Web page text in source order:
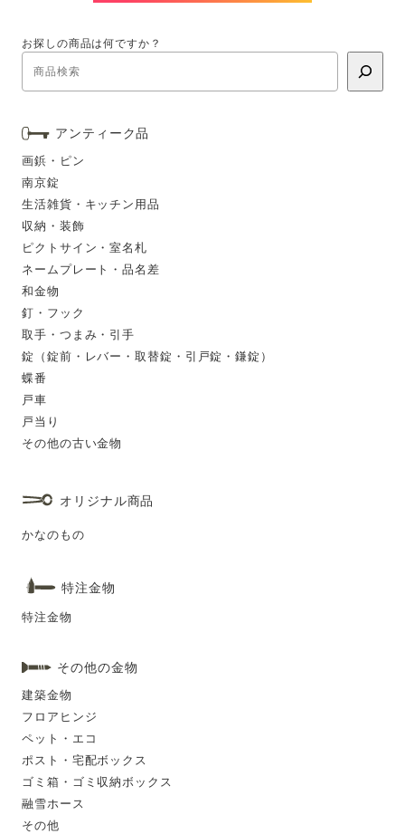
お探しの商品は何ですか？
アンティーク品
画鋲・ピン
南京錠
生活雑貨・キッチン用品
収納・装飾
ピクトサイン・室名札
ネームプレート・品名差
和金物
釘・フック
取手・つまみ・引手
錠（錠前・レバー・取替錠・引戸錠・鎌錠）
蝶番
戸車
戸当り
その他の古い金物
オリジナル商品
かなのもの
特注金物
特注金物
その他の金物
建築金物
フロアヒンジ
ペット・エコ
ポスト・宅配ボックス
ゴミ箱・ゴミ収納ボックス
融雪ホース
その他